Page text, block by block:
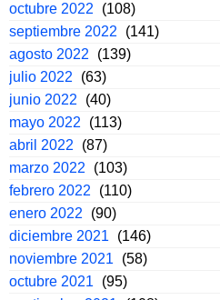
octubre 2022
(108)
septiembre 2022
(141)
agosto 2022
(139)
julio 2022
(63)
junio 2022
(40)
mayo 2022
(113)
abril 2022
(87)
marzo 2022
(103)
febrero 2022
(110)
enero 2022
(90)
diciembre 2021
(146)
noviembre 2021
(58)
octubre 2021
(95)